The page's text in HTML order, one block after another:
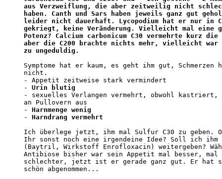
aus Verzweiflung, die aber zeitweilig nicht
haben. Canth und Sars haben jeweils ganz gut
leider nicht dauerhaft. Lycopodium hat er nur in
gekriegt, keine Veränderung. Vielleicht mal eine
Potenz? Calcium carbonicum C30 vermehrte kurz die
aber die C200 brachte nichts mehr, vielleicht
zu ungeduldig.
Symptome hat er kaum, es geht ihm gut,
nicht.
- Appetit zeitweise stark vermindert
- Urin blutig
- sexuelles Verlangen vermehrt, obwohl
an Pullovern aus
- Harnmenge wenig
- Harndrang vermehrt
Ich überlege jetzt, ihm mal Sulfur C30 zu geben.
Ihr sonst noch eine irgendeine Idee? Soll ich ihm
(Baytril, Wirkstoff Enrofloxacin) weitergeben?
Antibiose bisher war sein Appetit mal besser,
schlechter, jetzt ist er gerade ganz gut. Er hat
schön abgenommen...